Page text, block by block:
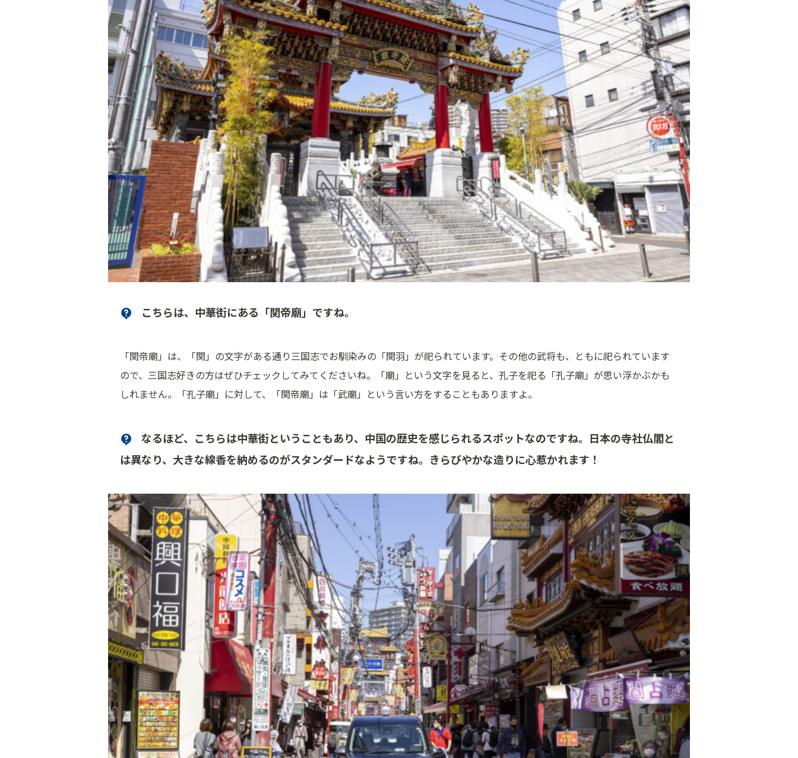
こちらは、中華街にある「関帝廟」ですね。
「関帝廟」は、「関」の文字がある通り三国志でお馴染みの「関羽」が祀られています。その他の武将も、ともに祀られています
ので、三国志好きの方はぜひチェックしてみてくださいね。「廟」という文字を見ると、孔子を祀る「孔子廟」が思い浮かぶかも
しれません。「孔子廟」に対して、「関帝廟」は「武廟」という言い方をすることもありますよ。
なるほど、こちらは中華街ということもあり、中国の歴史を感じられるスポットなのですね。日本の寺社仏閣と
は異なり、大きな線香を納めるのがスタンダードなようですね。きらびやかな造りに心惹かれます！